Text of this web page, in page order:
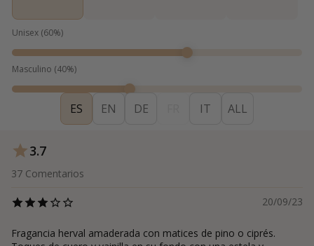
Unisex (60%)
Masculino (40%)
ES EN DE IT ALL
3.7
37 Comentarios
20/09/23
Fragancia herval amaderada con matices de pino o ciprés.